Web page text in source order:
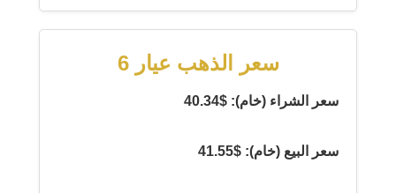
سعر الذهب عيار 6
سعر الشراء (خام): $40.34
سعر البيع (خام): $41.55